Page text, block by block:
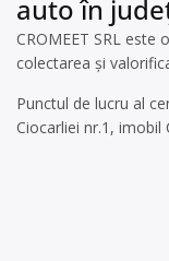
auto în
CROMEET SRL
colectarea și
Punctul de lucru al
Ciocarliei nr.1, imobil